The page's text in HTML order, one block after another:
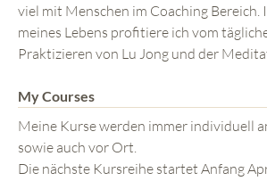
viel mit Menschen im Coaching Bereich.
meines Lebens profitiere ich vom
Praktizieren von Lu Jong und der
My Courses
Meine Kurse werden immer individuell
sowie auch vor Ort.
Die nächste Kursreihe startet Anfang